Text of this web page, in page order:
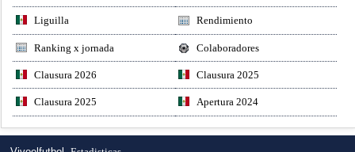
Liguilla Rendimiento
Ranking x jornada Colaboradores
Clausura 2026 Clausura 2025
Clausura 2025 Apertura 2024